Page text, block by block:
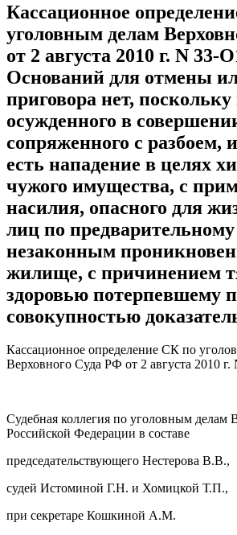
Кассационное
уголовным делам
от 2 августа 2010 г. N 33-
Оснований для отмены
приговора нет,
осужденного в
сопряженного с разбоем,
есть нападение в целях
чужого имущества, с
насилия, опасного для
лиц по предварительному
незаконным
жилище, с причинением
здоровью потерпевшему
совокупностью
Кассационное определение СК по
Верховного Суда РФ от 2 августа 2010
Судебная коллегия по уголовным делам
Российской Федерации в составе
председательствующего Нестерова В.В.,
судей Истоминой Г.Н. и Хомицкой Т.П.,
при секретаре Кошкиной A.M.